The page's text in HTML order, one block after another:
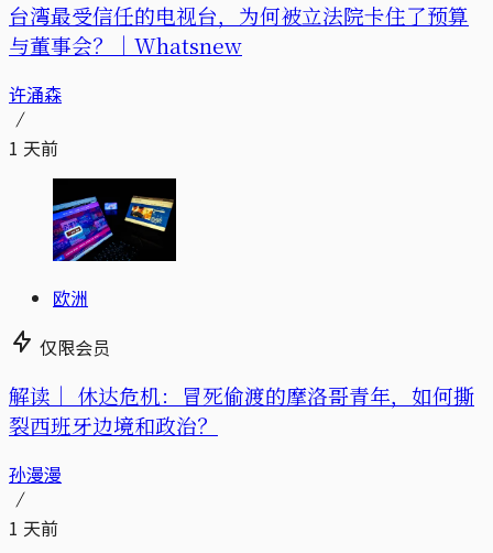
台湾最受信任的电视台，为何被立法院卡住了预算
与董事会？｜Whatsnew
许涌森
1 天前
欧洲
仅限会员
解读｜ 休达危机：冒死偷渡的摩洛哥青年，如何撕
裂西班牙边境和政治？
孙漫漫
1 天前